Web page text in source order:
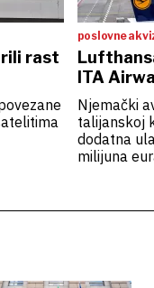
rast
poslovne
ITA
Njemački
talijanskoj
dodatna
milijuna